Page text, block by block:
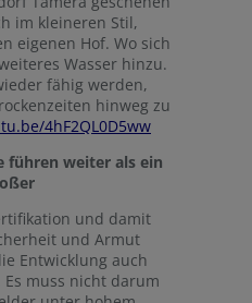
im kleineren Stil,
eigenen Hof. Wo sich
Wasser hinzu.
fähig werden,
hinweg zu
4hF2QL0D5ww
führen weiter als ein
und damit
und Armut
Entwicklung auch
muss nicht darum